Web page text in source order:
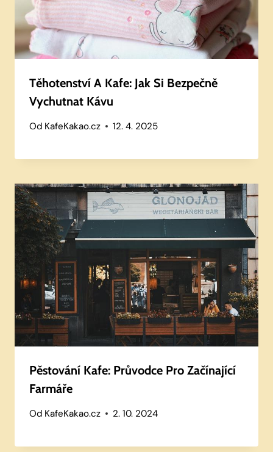
Těhotenství A Kafe: Jak Si Bezpečně
Vychutnat Kávu
Od KafeKakao.cz 12. 4. 2025
Pěstování Kafe: Průvodce Pro Začínající
Farmáře
Od KafeKakao.cz 2. 10. 2024